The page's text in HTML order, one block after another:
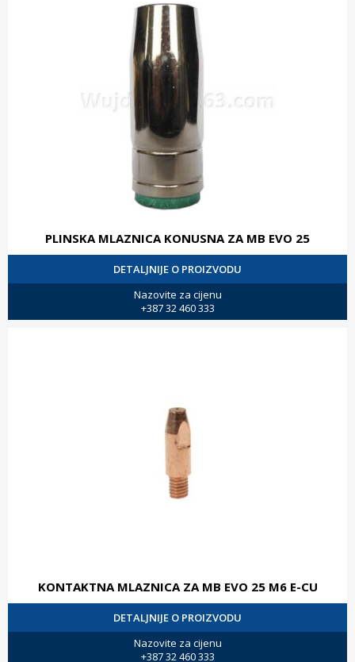
PLINSKA MLAZNICA KONUSNA ZA MB EVO 25
DETALJNIJE O PROIZVODU
Nazovite za cijenu
+387 32 460 333
KONTAKTNA MLAZNICA ZA MB EVO 25 M6 E-CU
DETALJNIJE O PROIZVODU
Nazovite za cijenu
+387 32 460 333